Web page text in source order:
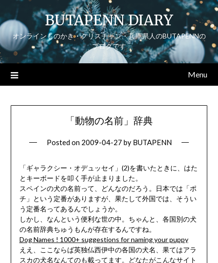
to
content
BUTAPENN DIARY
オンラインものかき・クリスチャン・兵庫県人のBUTAPENNの
ブログです
Menu
「動物の名前」辞典
Posted on 2009-04-27 by BUTAPENN
「ギャラクシー・オデュッセイ」(2)を書いたときに、はた
とキーボードを叩く手が止まりました。
スペインの犬の名前って、どんなのだろう。日本では「ポ
チ」という定番がありますが、果たして外国では、そうい
う定番名ってあるんでしょうか。
しかし、なんという便利な世の中。ちゃんと、各国別の犬
の名前辞典ちゅうもんが存在するんですね。
Dog Names ! 1000+ suggestions for naming your puppy
ええ、ここならば英独仏西伊中の各国の犬名、果てはアラ
スカの犬名なんてのも載ってます。どなたがこんなサイト